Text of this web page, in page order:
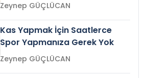
Zeynep GÜÇLÜCAN
Kas Yapmak İçin Saatlerce
Spor Yapmanıza Gerek Yok
Zeynep GÜÇLÜCAN